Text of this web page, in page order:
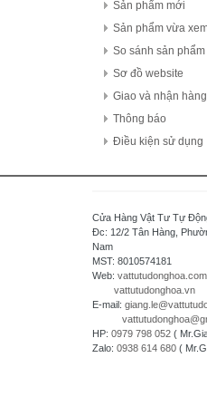
FDK Coperation
Hitachi - Japan
HCFA - China
HIOKI - Japan
HAGER
HONEYWELL
Hanyoung - Korea
Idec Izumi Corp -
IHI - JAPAN
IOR
ICHIDEN - JAPAN
IAI Corporation -
Sản phẩm mới
Sản phẩm vừa
So sánh sản phẩm
Sơ đồ website
Giao và nhận hàng
Thông báo
Điều kiện sử dụng
Cửa Hàng Vật Tư Tự
Đc: 12/2 Tân Hàng,
Nam
MST: 8010574181
Web: vattutudonghoa.com
vattutudonghoa.vn
E-mail:
HP: 0979 798 052 (
Zalo: 0938 614 680 (